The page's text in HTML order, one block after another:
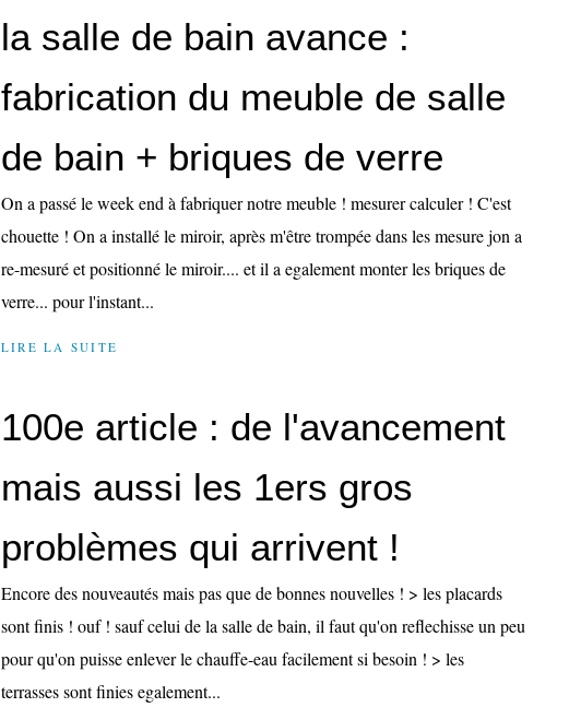
la salle de bain avance :
fabrication du meuble de salle
de bain + briques de verre
On a passé le week end à fabriquer notre meuble ! mesurer calculer ! C'est
chouette ! On a installé le miroir, après m'être trompée dans les mesure jon a
re-mesuré et positionné le miroir.... et il a egalement monter les briques de
verre... pour l'instant...
LIRE LA SUITE
100e article : de l'avancement
mais aussi les 1ers gros
problèmes qui arrivent !
Encore des nouveautés mais pas que de bonnes nouvelles ! > les placards
sont finis ! ouf ! sauf celui de la salle de bain, il faut qu'on reflechisse un peu
pour qu'on puisse enlever le chauffe-eau facilement si besoin ! > les
terrasses sont finies egalement...